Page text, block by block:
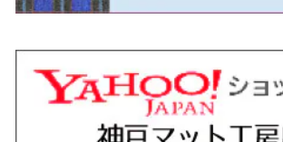
H24/5～ 160系
カローラ・クロス
カローラ・スポーツ
H26/2～ V37
H11/6～H16/10 Y34
H1/6～H11/6 Y30
セレナ
H22/11～H28/9 C26
H15/6～R2/8 BN/BM/BL系
レガシィアウトバック
H15/10～ BP/BR/BS/BT系
レガシィツーリングワゴン
H30/6～ 160系
H24/10～ MJ系
フレアクロスオーバー
H26/1～ MS系
H30/6～ LA550/560S
ムーヴ
H26/12～R5/7 LA150/160S
ムーヴキャンバス
R5/11～ MK54S・MK94S
H23/1～H27/8 MA15S
H27/8～R2/12 MA26/36/46S
ハスラー
H26/1～ MR系
R5/5～ B30系/BA系
パジェロ
H18/10～R1/8 7人乗ロング V90系
H11/6～H30/7 バン HH5・HH6
H21/12～R3/4 トラック
アコード・アコードハイブリッド
H25/6～R2/2 CR系